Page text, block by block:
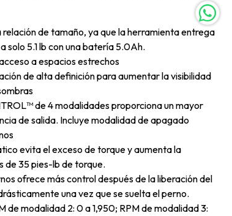
de tamaño, ya que la herramienta entrega
solo 5.1 lb con una batería 5.0Ah.
a espacios estrechos
de alta definición para aumentar la visibilidad
de 4 modalidades proporciona un mayor
de salida. Incluye modalidad de apagado
evita el exceso de torque y aumenta la
de 35 pies-lb de torque.
ofrece más control después de la liberación del
una vez que se suelta el perno.
de modalidad 2: 0 a 1,950; RPM de modalidad 3: